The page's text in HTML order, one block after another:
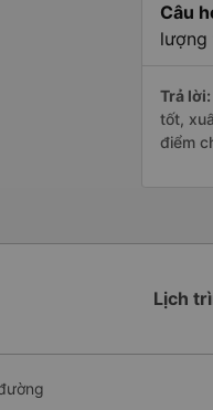
Câu
lượng
Trả lời:
tốt,
điểm
Lịch